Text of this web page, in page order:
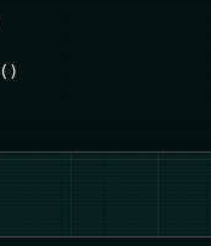
( )